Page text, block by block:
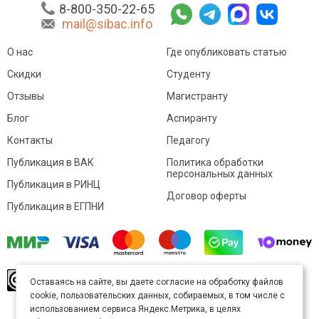
8-800-350-22-65
mail@sibac.info
О нас
Скидки
Отзывы
Блог
Контакты
Где опубликовать статью
Студенту
Магистранту
Аспиранту
Педагогу
Публикация в ВАК
Публикация в РИНЦ
Публикация в ЕГПНИ
Политика обработки
персональных данных
Договор оферты
произведение доступно полицензии Creative
Commons «Attribution» («Атрибуция») 4.0
Непортированная.
Оставаясь на сайте, вы даете согласие на обработку файлов
cookie, пользовательских данных, собираемых, в том числе с
использованием сервиса Яндекс.Метрика, в целях